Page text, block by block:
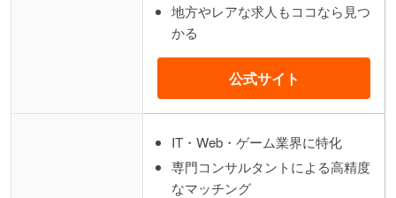
地方やレアな求人もココなら見つ
かる
公式サイト
IT・Web・ゲーム業界に特化
専門コンサルタントによる高精度
なマッチング